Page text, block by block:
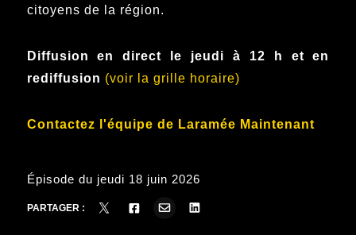
citoyens de la région.
Diffusion en direct le jeudi à 12 h et en
rediffusion (voir la grille horaire)
Contactez l'équipe de Laramée Maintenant
Épisode du jeudi 18 juin 2026
PARTAGER :